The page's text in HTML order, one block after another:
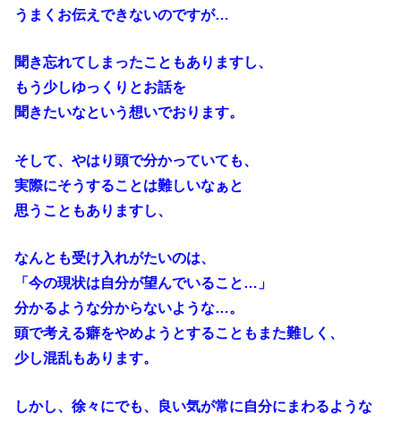
うまくお伝えできないのですが…
聞き忘れてしまったこともありますし、
もう少しゆっくりとお話を
聞きたいなという想いでおります。
そして、やはり頭で分かっていても、
実際にそうすることは難しいなぁと
思うこともありますし、
なんとも受け入れがたいのは、
「今の現状は自分が望んでいること…」
分かるような分からないような…。
頭で考える癖をやめようとすることもまた難しく、
少し混乱もあります。
しかし、徐々にでも、良い気が常に自分にまわるような